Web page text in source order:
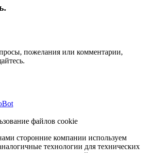
пожелания или комментарии,
файлов cookie
сторонние компании используем
технологии для технических